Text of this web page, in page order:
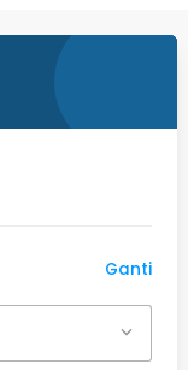
Ganti